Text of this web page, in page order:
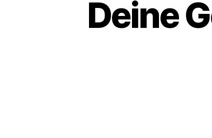
Deine